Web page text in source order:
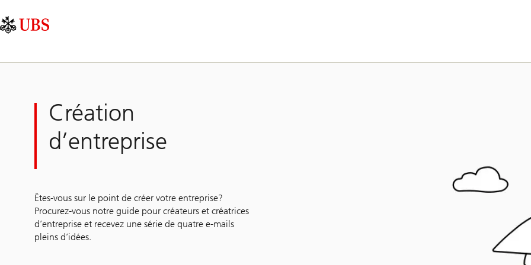
Area
principale
Création
d’entreprise
Êtes-vous sur le point de créer votre entreprise?
Procurez-vous notre guide pour créateurs et créatrices
d’entreprise et recevez une série de quatre e-mails
pleins d’idées.